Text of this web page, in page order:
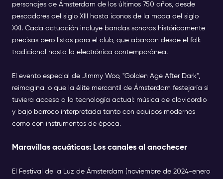
personajes de Ámsterdam de los últimos 750 años, desde
pescadores del siglo XIII hasta iconos de la moda del siglo
XXI. Cada actuación incluye bandas sonoras históricamente
precisas pero listas para el club, que abarcan desde el folk
tradicional hasta la electrónica contemporánea.
El evento especial de Jimmy Woo, "Golden Age After Dark",
reimagina lo que la élite mercantil de Ámsterdam festejaría si
tuviera acceso a la tecnología actual: música de clavicordio
y bajo barroco interpretada tanto con equipos modernos
como con instrumentos de época.
Maravillas acuáticas: Los canales al anochecer
El Festival de la Luz de Ámsterdam (noviembre de 2024-enero